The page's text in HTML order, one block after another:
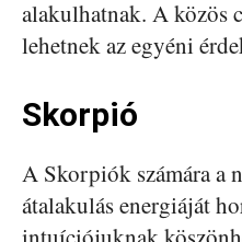
alakulhatnak. A közös
lehetnek az egyéni
Skorpió
A Skorpiók számára a
átalakulás energiáját